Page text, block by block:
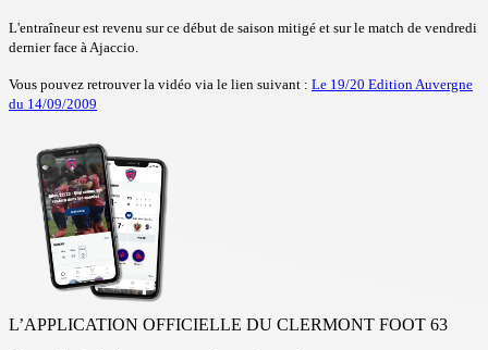
L'entraîneur est revenu sur ce début de saison mitigé et sur le match de vendredi
dernier face à Ajaccio.
Vous pouvez retrouver la vidéo via le lien suivant : Le 19/20 Edition Auvergne
du 14/09/2009
L’APPLICATION OFFICIELLE DU CLERMONT FOOT 63